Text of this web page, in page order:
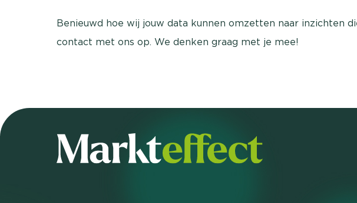
Benieuwd hoe wij jouw data kunnen omzetten naar inzichten
contact met ons op. We denken graag met je mee!